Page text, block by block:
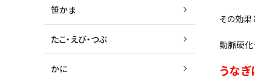
その効果
動脈硬化
うな
笹かま
たこ・えび・つぶ
かに